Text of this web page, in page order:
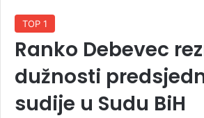
TOP 1
Ranko Debevec
dužnosti
sudije u Sudu BiH